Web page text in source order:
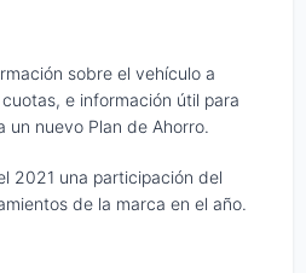
sobre el vehículo a
e información útil para
un nuevo Plan de Ahorro.
2021 una participación del
de la marca en el año.